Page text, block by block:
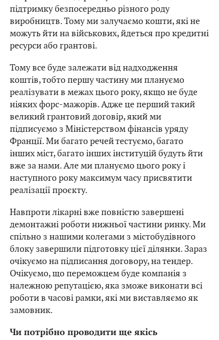
підтримку безпосередньо різного роду
виробництв. Тому ми залучаємо кошти, які не
можуть йти на військових, йдеться про кредитні
ресурси або грантові.
Тому все буде залежати від надходження
коштів, тобто першу частину ми плануємо
реалізувати в межах цього року, якщо не буде
ніяких форс-мажорів. Адже це перший такий
великий грантовий договір, який ми
підписуємо з Міністерством фінансів уряду
Франції. Ми багато речей тестуємо, багато
інших міст, багато інших інституцій будуть йти
вже за нами. Але ми плануємо цього року і
наступного року максимум часу присвятити
реалізації проєкту.
Навпроти лікарні вже повністю завершені
демонтажні роботи нижньої частини ринку. Ми
спільно з нашими колегами з містобудівного
блоку завершили підготовку цієї ділянки. Зараз
очікуємо на підписання договору, на тендер.
Очікуємо, що переможцем буде компанія з
належною репутацією, яка зможе виконати всі
роботи в часові рамки, які ми виставляємо як
замовник.
Чи потрібно проводити ще якісь